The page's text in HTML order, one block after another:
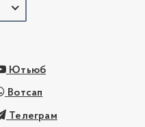
Ютьюб
Вотсап
Телеграм